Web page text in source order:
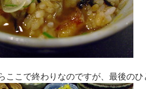
ここで終わりなのですが、最後の